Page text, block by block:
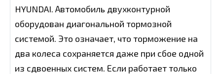
HYUNDAI. Автомобиль двухконтурной
оборудован диагональной тормозной
системой. Это означает, что торможение на
два колеса сохраняется даже при сбое одной
из сдвоенных систем. Если работает только